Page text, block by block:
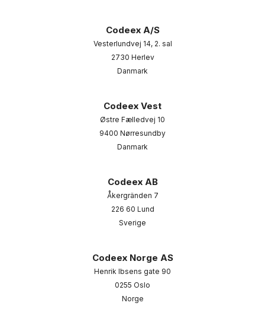
Codeex A/S
Vesterlundvej 14, 2. sal
2730 Herlev
Danmark
Codeex Vest
Østre Fælledvej 10
9400 Nørresundby
Danmark
Codeex AB
Åkergränden 7
226 60 Lund
Sverige
Codeex Norge AS
Henrik Ibsens gate 90
0255 Oslo
Norge